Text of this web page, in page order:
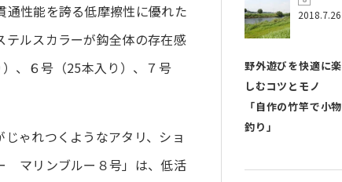
性能を誇る低摩擦性に優れた
ルスカラーが鈎全体の存在感
、６号（25本入り）、７号
ゃれつくようなアタリ、ショ
マリンブルー８号」は、低活
2018.7.26
野外遊びを快適に楽
しむコツとモノ
「自作の竹竿で小物
釣り」